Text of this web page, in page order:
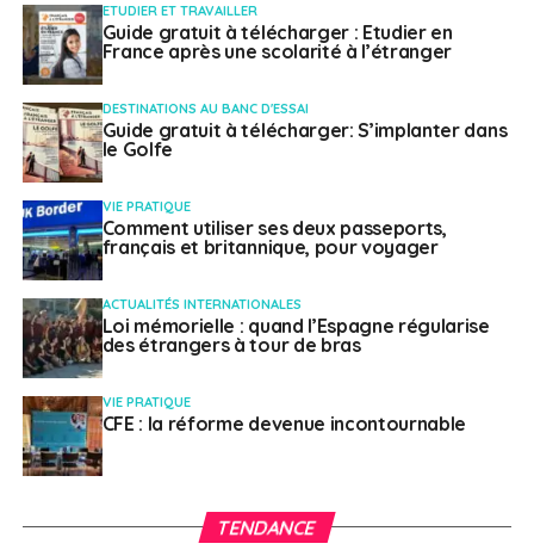
ETUDIER ET TRAVAILLER
Guide gratuit à télécharger : Etudier en
France après une scolarité à l’étranger
DESTINATIONS AU BANC D'ESSAI
Guide gratuit à télécharger: S’implanter dans
le Golfe
VIE PRATIQUE
Comment utiliser ses deux passeports,
français et britannique, pour voyager
ACTUALITÉS INTERNATIONALES
Loi mémorielle : quand l’Espagne régularise
des étrangers à tour de bras
VIE PRATIQUE
CFE : la réforme devenue incontournable
TENDANCE